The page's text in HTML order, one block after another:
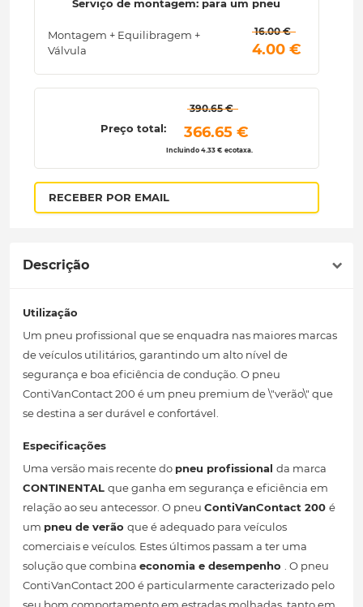
Serviço de montagem: para um pneu
Montagem + Equilibragem +
Válvula
16.00 €
4.00 €
Preço total:
390.65 €
366.65 €
Incluindo 4.33 € ecotaxa.
RECEBER POR EMAIL
Descrição
Utilização
Um pneu profissional que se enquadra nas maiores marcas
de veículos utilitários, garantindo um alto nível de
segurança e boa eficiência de condução. O pneu
ContiVanContact 200 é um pneu premium de \"verão\" que
se destina a ser durável e confortável.
Especificações
Uma versão mais recente do pneu profissional da marca
CONTINENTAL que ganha em segurança e eficiência em
relação ao seu antecessor. O pneu ContiVanContact 200 é
um pneu de verão que é adequado para veículos
comerciais e veículos. Estes últimos passam a ter uma
solução que combina economia e desempenho . O pneu
ContiVanContact 200 é particularmente caracterizado pelo